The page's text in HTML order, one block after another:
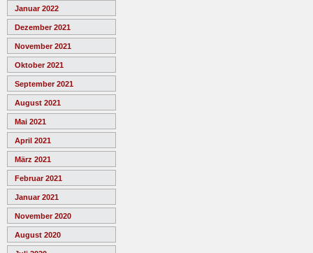
Januar 2022
Dezember 2021
November 2021
Oktober 2021
September 2021
August 2021
Mai 2021
April 2021
März 2021
Februar 2021
Januar 2021
November 2020
August 2020